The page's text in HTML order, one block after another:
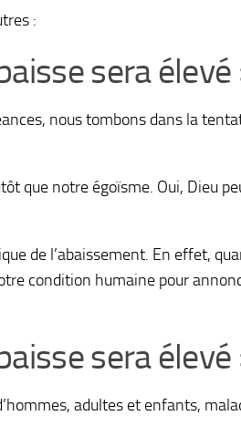
:
sera élevé
nous tombons dans la
que notre égoïsme. Oui, Dieu
de l’abaissement. En effet,
condition humaine pour
sera élevé
adultes et enfants,